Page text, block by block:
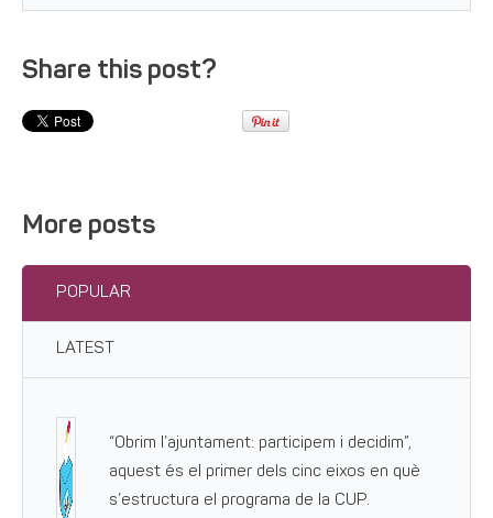
Share this post?
More posts
POPULAR
LATEST
“Obrim l’ajuntament: participem i decidim”,
aquest és el primer dels cinc eixos en què
s’estructura el programa de la CUP.